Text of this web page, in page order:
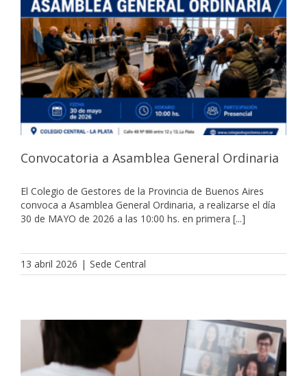
Convocatoria a Asamblea General Ordinaria
El Colegio de Gestores de la Provincia de Buenos Aires
convoca a Asamblea General Ordinaria, a realizarse el día
30 de MAYO de 2026 a las 10:00 hs. en primera [...]
13 abril 2026 | Sede Central